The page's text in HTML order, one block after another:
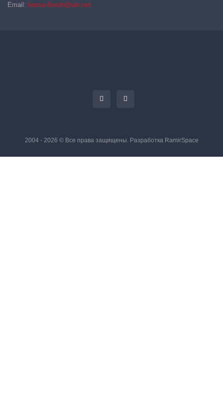
Email: hansa-flexdn@ukr.net
2004 - 2026 © Все права защищены. Разработка RamirSpace